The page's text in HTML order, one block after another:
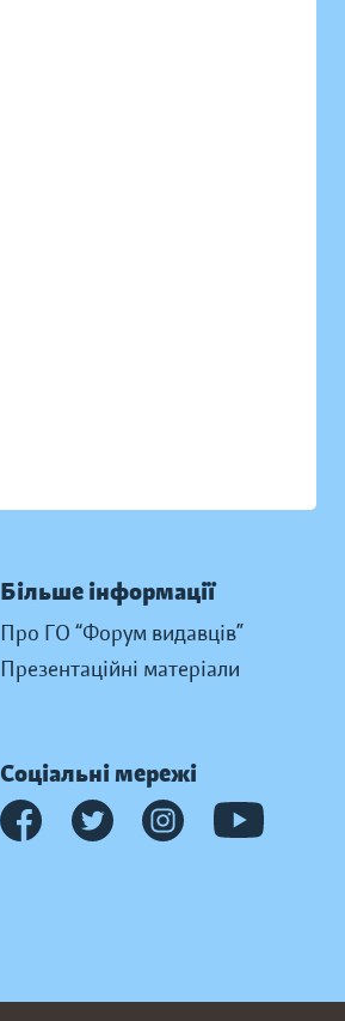
Більше інформації
Про ГО “Форум видавців”
Презентаційні матеріали
Соціальні мережі